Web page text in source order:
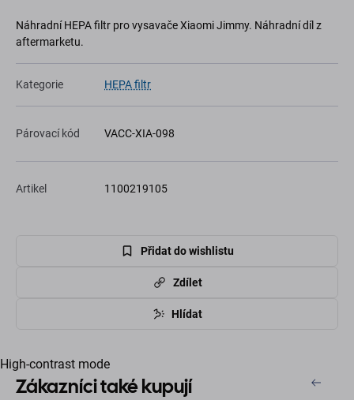
Náhradní HEPA filtr pro vysavače Xiaomi Jimmy. Náhradní díl z
aftermarketu.
Kategorie HEPA filtr
Párovací kód VACC-XIA-098
Artikel 1100219105
Přidat do wishlistu
Zdílet
Hlídat
High-contrast mode
Zákazníci také kupují